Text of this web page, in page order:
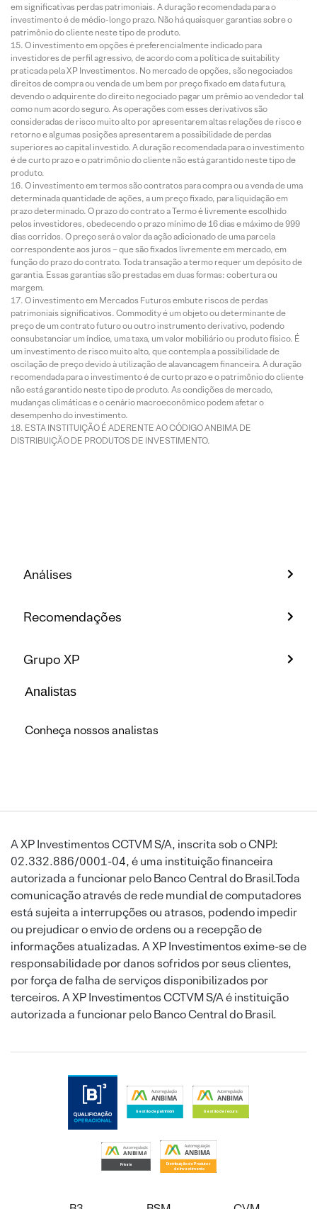
em significativas perdas patrimoniais. A duração recomendada para o
investimento é de médio-longo prazo. Não há quaisquer garantias sobre o
patrimônio do cliente neste tipo de produto.
O investimento em opções é preferencialmente indicado para
investidores de perfil agressivo, de acordo com a política de suitability
praticada pela XP Investimentos. No mercado de opções, são negociados
direitos de compra ou venda de um bem por preço fixado em data futura,
devendo o adquirente do direito negociado pagar um prêmio ao vendedor tal
como num acordo seguro. As operações com esses derivativos são
consideradas de risco muito alto por apresentarem altas relações de risco e
retorno e algumas posições apresentarem a possibilidade de perdas
superiores ao capital investido. A duração recomendada para o investimento
é de curto prazo e o patrimônio do cliente não está garantido neste tipo de
produto.
O investimento em termos são contratos para compra ou a venda de uma
determinada quantidade de ações, a um preço fixado, para liquidação em
prazo determinado. O prazo do contrato a Termo é livremente escolhido
pelos investidores, obedecendo o prazo mínimo de 16 dias e máximo de 999
dias corridos. O preço será o valor da ação adicionado de uma parcela
correspondente aos juros – que são fixados livremente em mercado, em
função do prazo do contrato. Toda transação a termo requer um depósito de
garantia. Essas garantias são prestadas em duas formas: cobertura ou
margem.
O investimento em Mercados Futuros embute riscos de perdas
patrimoniais significativos. Commodity é um objeto ou determinante de
preço de um contrato futuro ou outro instrumento derivativo, podendo
consubstanciar um índice, uma taxa, um valor mobiliário ou produto físico. É
um investimento de risco muito alto, que contempla a possibilidade de
oscilação de preço devido à utilização de alavancagem financeira. A duração
recomendada para o investimento é de curto prazo e o patrimônio do cliente
não está garantido neste tipo de produto. As condições de mercado,
mudanças climáticas e o cenário macroeconômico podem afetar o
desempenho do investimento.
ESTA INSTITUIÇÃO É ADERENTE AO CÓDIGO ANBIMA DE
DISTRIBUIÇÃO DE PRODUTOS DE INVESTIMENTO.
Análises
Recomendações
Grupo XP
Analistas
Conheça nossos analistas
A XP Investimentos CCTVM S/A, inscrita sob o CNPJ:
02.332.886/0001-04, é uma instituição financeira
autorizada a funcionar pelo Banco Central do Brasil.Toda
comunicação através de rede mundial de computadores
está sujeita a interrupções ou atrasos, podendo impedir
ou prejudicar o envio de ordens ou a recepção de
informações atualizadas. A XP Investimentos exime-se de
responsabilidade por danos sofridos por seus clientes,
por força de falha de serviços disponibilizados por
terceiros. A XP Investimentos CCTVM S/A é instituição
autorizada a funcionar pelo Banco Central do Brasil.